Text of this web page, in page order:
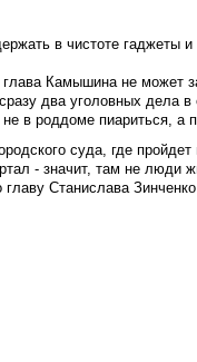
в чистоте гаджеты
глава Камышина не может
два уголовных дела
в роддоме пиариться, а
суда, где
- значит, там не люди
Станислава Зинченко